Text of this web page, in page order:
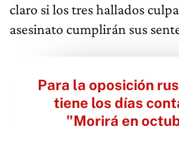
claro si los tres hallados
asesinato cumplirán sus
Para la oposición
tiene los días
"Morirá en